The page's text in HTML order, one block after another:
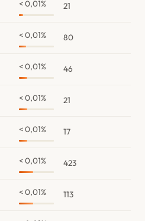
< 0,01% 21
< 0,01% 80
< 0,01% 46
< 0,01% 21
< 0,01% 17
< 0,01% 423
< 0,01% 113